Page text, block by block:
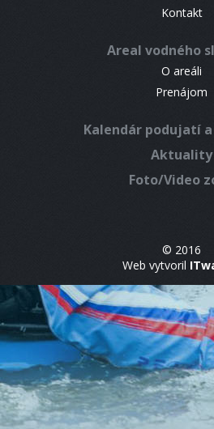
Kontakt
Areal vodného
O areáli
Prenájom
Kalendár podujatí
Aktuality
Foto/Video
© 2016
Web vytvoril